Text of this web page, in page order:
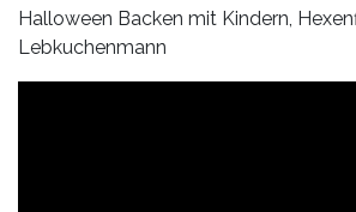
Halloween Backen mit Kindern,
Lebkuchenmann